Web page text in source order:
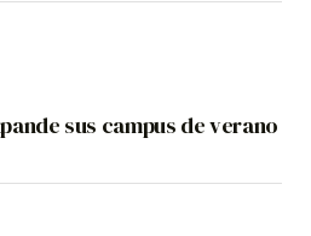
sus campus de verano